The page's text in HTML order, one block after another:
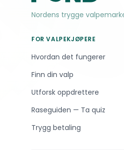
Nordens trygge
FOR VALPEKJØPERE
Hvordan det fungerer
Finn din valp
Utforsk oppdrettere
Raseguiden — Ta quiz
Trygg betaling